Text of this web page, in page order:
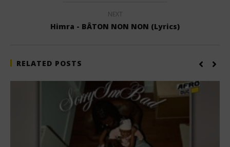
NEXT
Himra - BÂTON NON NON (Lyrics)
RELATED POSTS